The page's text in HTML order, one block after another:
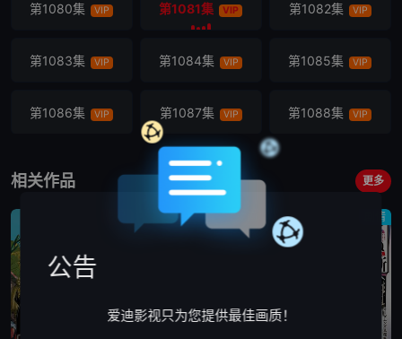
第1080集 VIP 第1081集 VIP 第1082集 VIP
第1083集 VIP 第1084集 VIP 第1085集 VIP
第1086集 VIP 第1087集 VIP 第1088集 VIP
第1090集
第1093集 第1094集
第1095集
VIP 第1099集 VIP
相关作品 更多
剧情 动画 剧情
公告
爱迪影视只为您提供最佳画质！